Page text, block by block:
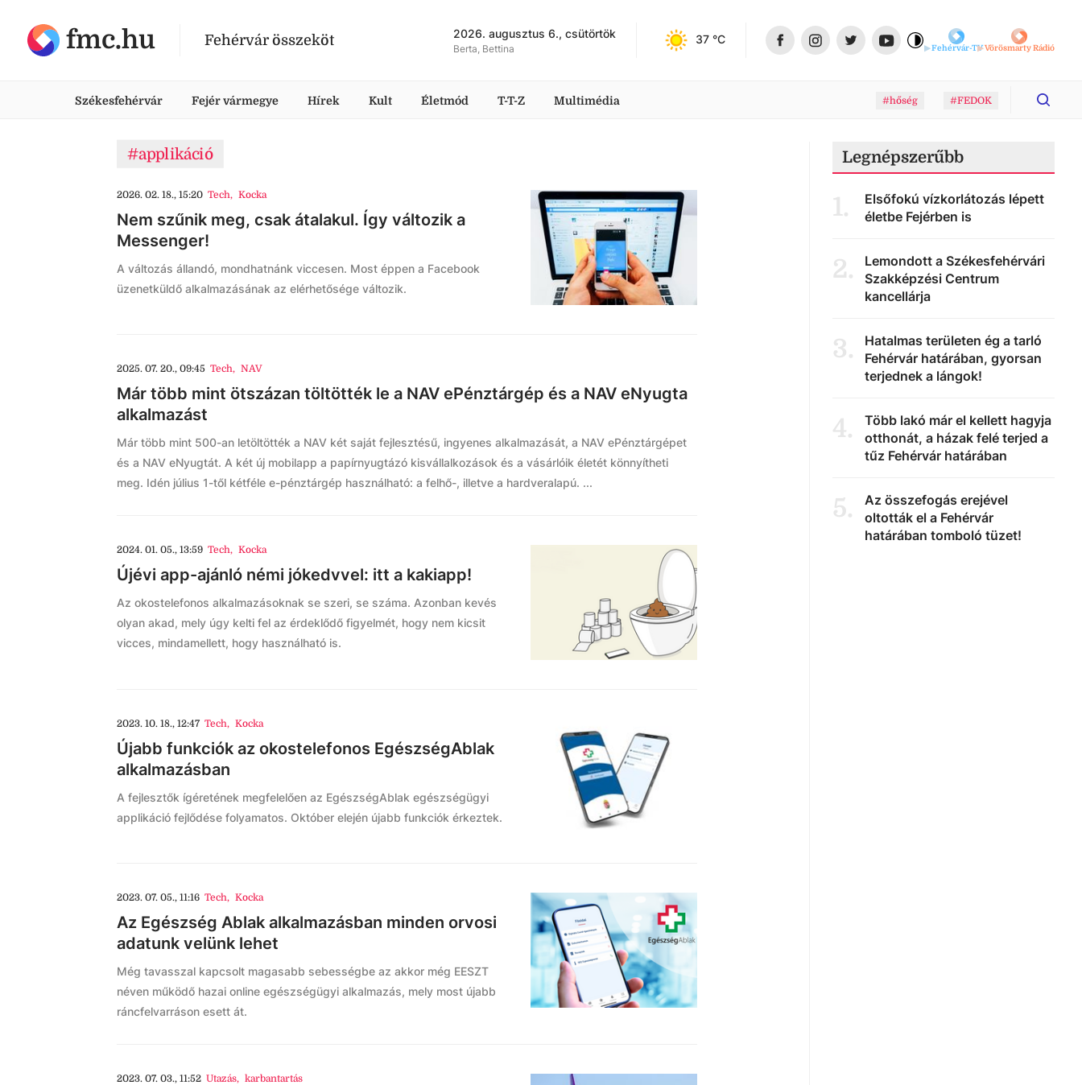
fmc.hu Fehérvár összeköt 2026. augusztus 6., csütörtök
Berta, Bettina
37 °C
Fehérvár-TVVörösmarty Rádió
Székesfehérvár Fejér vármegye Hírek Kult Életmód T-T-Z Multimédia #hőség #FEDOK
#applikáció
2026. 02. 18., 15:20 Tech, Kocka
Nem szűnik meg, csak átalakul. Így változik a
Messenger!
A változás állandó, mondhatnánk viccesen. Most éppen a Facebook
üzenetküldő alkalmazásának az elérhetősége változik.
2025. 07. 20., 09:45 Tech, NAV
Már több mint ötszázan töltötték le a NAV ePénztárgép és a NAV eNyugta
alkalmazást
Már több mint 500-an letöltötték a NAV két saját fejlesztésű, ingyenes alkalmazását, a NAV ePénztárgépet
és a NAV eNyugtát. A két új mobilapp a papírnyugtázó kisvállalkozások és a vásárlóik életét könnyítheti
meg. Idén július 1-től kétféle e-pénztárgép használható: a felhő-, illetve a hardveralapú. ...
2024. 01. 05., 13:59 Tech, Kocka
Újévi app-ajánló némi jókedvvel: itt a kakiapp!
Az okostelefonos alkalmazásoknak se szeri, se száma. Azonban kevés
olyan akad, mely úgy kelti fel az érdeklődő figyelmét, hogy nem kicsit
vicces, mindamellett, hogy használható is.
2023. 10. 18., 12:47 Tech, Kocka
Újabb funkciók az okostelefonos EgészségAblak
alkalmazásban
A fejlesztők ígéretének megfelelően az EgészségAblak egészségügyi
applikáció fejlődése folyamatos. Október elején újabb funkciók érkeztek.
2023. 07. 05., 11:16 Tech, Kocka
Az Egészség Ablak alkalmazásban minden orvosi
adatunk velünk lehet
Még tavasszal kapcsolt magasabb sebességbe az akkor még EESZT
néven működő hazai online egészségügyi alkalmazás, mely most újabb
ráncfelvarráson esett át.
2023. 07. 03., 11:52 Utazás, karbantartás
Legnépszerűbb
1.
Elsőfokú vízkorlátozás lépett
életbe Fejérben is
2.
Lemondott a Székesfehérvári
Szakképzési Centrum
kancellárja
3.
Hatalmas területen ég a tarló
Fehérvár határában, gyorsan
terjednek a lángok!
4.
Több lakó már el kellett hagyja
otthonát, a házak felé terjed a
tűz Fehérvár határában
5.
Az összefogás erejével
oltották el a Fehérvár
határában tomboló tüzet!